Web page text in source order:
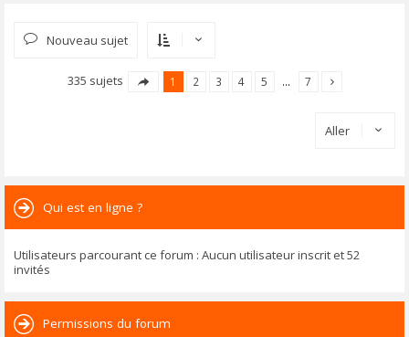
Nouveau sujet
335 sujets 1 2 3 4 5 … 7
Aller
Qui est en ligne ?
Utilisateurs parcourant ce forum : Aucun utilisateur inscrit et 52
invités
Permissions du forum